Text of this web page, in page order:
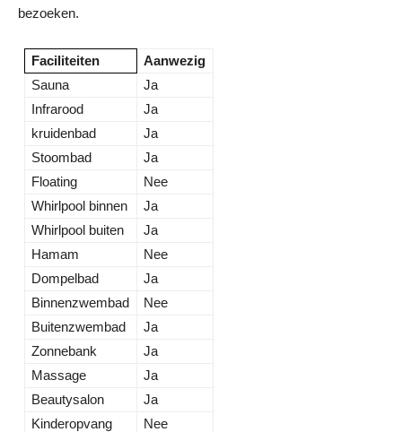
bezoeken.
Faciliteiten
Aanwezig
Sauna
Ja
Infrarood
Ja
kruidenbad
Ja
Stoombad
Ja
Floating
Nee
Whirlpool binnen
Ja
Whirlpool buiten
Ja
Hamam
Nee
Dompelbad
Ja
Binnenzwembad
Nee
Buitenzwembad
Ja
Zonnebank
Ja
Massage
Ja
Beautysalon
Ja
Kinderopvang
Nee